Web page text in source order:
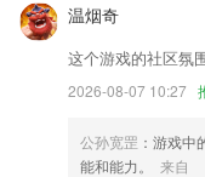
1,港股100强
2,多种地图的支持，用户选
3,快速转换；
5,【福利专区】
温烟奇
这个游戏的社区氛
2026-08-07 10:27
公孙宽罡 ：游戏
能和能力。
来自